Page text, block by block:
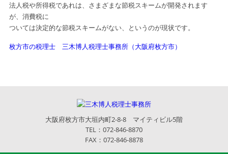
法人税や所得税であれは、さまざまな節税スキームが開発されます
が、消費税に
ついては決定的な節税スキームがない、というのが現状です。
枚方市の税理士 三木博人税理士事務所（大阪府枚方市）
大阪府枚方市大垣内町2-8-8 マイティビル5階
TEL：072-846-8870
FAX：072-846-8878